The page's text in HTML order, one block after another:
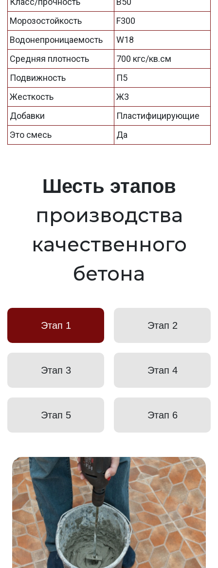
Морозостойкость
F300
Водонепроницаемость
W18
Средняя плотность
700 кгс/кв.см
Подвижность
П5
Жесткость
Ж3
Добавки
Пластифицирующие
Это смесь
Да
Шесть этапов
производства
качественного
бетона
Этап 1 Этап 2
Этап 3 Этап 4
Этап 5 Этап 6